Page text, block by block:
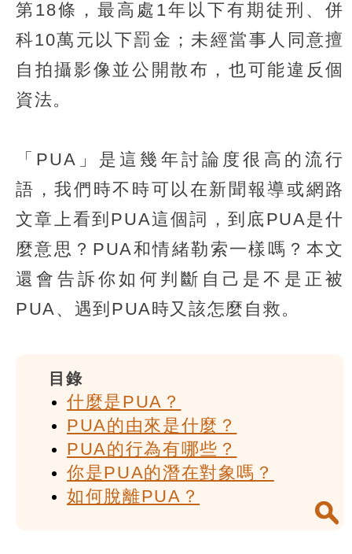
第18條，最高處1年以下有期徒刑、併
科10萬元以下罰金；未經當事人同意擅
自拍攝影像並公開散布，也可能違反個
資法。
「PUA」是這幾年討論度很高的流行
語，我們時不時可以在新聞報導或網路
文章上看到PUA這個詞，到底PUA是什
麼意思？PUA和情緒勒索一樣嗎？本文
還會告訴你如何判斷自己是不是正被
PUA、遇到PUA時又該怎麼自救。
目錄
什麼是PUA？
PUA的由來是什麼？
PUA的行為有哪些？
你是PUA的潛在對象嗎？
如何脫離PUA？